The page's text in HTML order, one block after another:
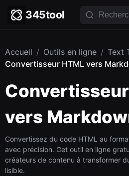
345tool
Accueil / Outils en ligne / Text
Convertisseur HTML vers
vers
Convertissez du code HTML au
avec précision. Cet outil en ligne
créateurs de contenu à transformer
lisible.